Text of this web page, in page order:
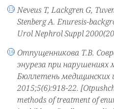
Neveus T, Lackgren G,
Stenberg A. Enuresis-
Urol Nephrol Suppl
Отпущенникова Т.В.
энуреза при нарушениях
Бюллетень
2015;5(6):918-22.
methods of treatment of